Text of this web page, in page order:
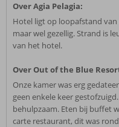
Over Agia Pelagia:
Hotel ligt op loopafstand van
maar wel gezellig. Strand is
van het hotel.
Over Out of the Blue
Onze kamer was erg
geen enkele keer
behulpzaam. Eten bij buffet
carte restaurant, dit was